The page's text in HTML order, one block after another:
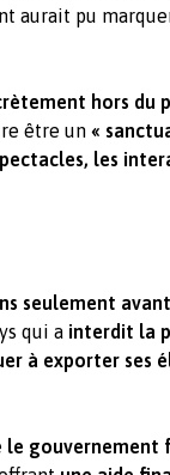
aurait pu
hors du
être un «
les
seulement
qui a interdit la
à exporter ses
le gouvernement